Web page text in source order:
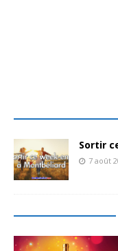
Sortir
7 août